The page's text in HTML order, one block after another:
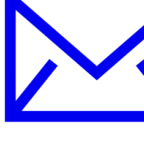
Herramientas
Calculadora de VAT
Calculadora de
sobre las ventas
Verificador de
mandatos de facturación electrónica